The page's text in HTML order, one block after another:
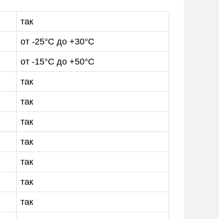
так
от -25°C до +30°C
от -15°C до +50°C
так
так
так
так
так
так
так